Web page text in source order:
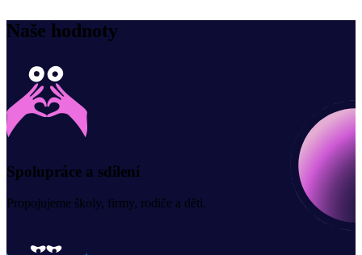
Naše hodnoty
Spolupráce a sdílení
Propojujeme školy, firmy, rodiče a děti.